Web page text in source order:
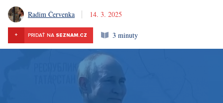
Radim Červenka 14. 3. 2025
+ PRIDAŤ NA SEZNAM.CZ 3 minuty